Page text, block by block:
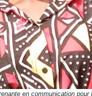
en communication pour